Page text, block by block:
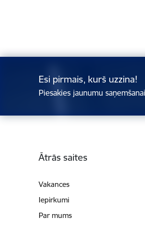
Esi pirmais, kurš uzzina!
Piesakies jaunumu
Ātrās saites
Vakances
Iepirkumi
Par mums